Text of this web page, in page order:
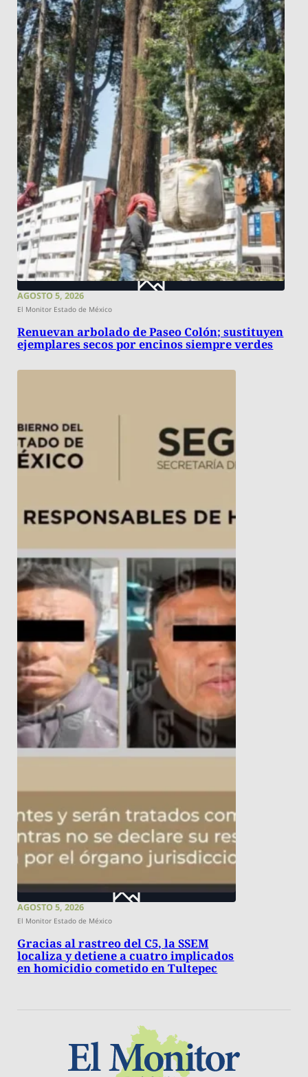
AGOSTO 5, 2026
El Monitor Estado de México
Renuevan arbolado de Paseo Colón; sustituyen
ejemplares secos por encinos siempre verdes
AGOSTO 5, 2026
El Monitor Estado de México
Gracias al rastreo del C5, la SSEM
localiza y detiene a cuatro implicados
en homicidio cometido en Tultepec